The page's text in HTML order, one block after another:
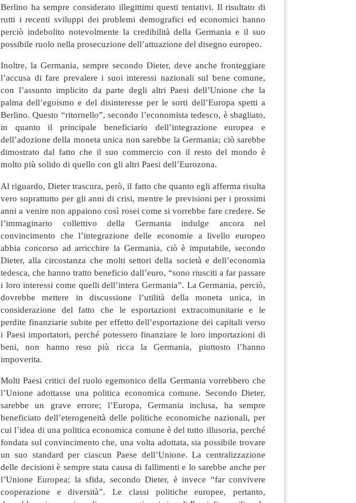
Berlino ha sempre considerato illegittimi questi tentativi. Il risultato di
rutti i recenti sviluppi dei problemi demografici ed economici hanno
perciò indebolito notevolmente la credibilità della Germania e il suo
possibile ruolo nella prosecuzione dell’attuazione del disegno europeo.
Inoltre, la Germania, sempre secondo Dieter, deve anche fronteggiare
l’accusa di fare prevalere i suoi interessi nazionali sul bene comune,
con l’assunto implicito da parte degli altri Paesi dell’Unione che la
palma dell’egoismo e del disinteresse per le sorti dell’Europa spetti a
Berlino. Questo “ritornello”, secondo l’economista tedesco, è sbagliato,
in quanto il principale beneficiario dell’integrazione europea e
dell’adozione della moneta unica non sarebbe la Germania; ciò sarebbe
dimostrato dal fatto che il suo commercio con il resto del mondo è
molto più solido di quello con gli altri Paesi dell’Eurozona.
Al riguardo, Dieter trascura, però, il fatto che quanto egli afferma risulta
vero soprattutto per gli anni di crisi, mentre le previsioni per i prossimi
anni a venire non appaiono così rosei come si vorrebbe fare credere. Se
l’immaginario collettivo della Germania indulge ancora nel
convincimento che l’integrazione delle economie a livello europeo
abbia concorso ad arricchire la Germania, ciò è imputabile, secondo
Dieter, alla circostanza che molti settori della società e dell’economia
tedesca, che hanno tratto beneficio dall’euro, “sono riusciti a far passare
i loro interessi come quelli dell’intera Germania”. La Germania, perciò,
dovrebbe mettere in discussione l’utilità della moneta unica, in
considerazione del fatto che le esportazioni extracomunitarie e le
perdite finanziarie subite per effetto dell’esportazione dei capitali verso
i Paesi importatori, perché potessero finanziare le loro importazioni di
beni, non hanno reso più ricca la Germania, piuttosto l’hanno
impoverita.
Molti Paesi critici del ruolo egemonico della Germania vorrebbero che
l’Unione adottasse una politica economica comune. Secondo Dieter,
sarebbe un grave errore; l’Europa, Germania inclusa, ha sempre
beneficiato dell’eterogeneità delle politiche economiche nazionali, per
cui l’idea di una politica economica comune è del tutto illusoria, perché
fondata sul convincimento che, una volta adottata, sia possibile trovare
un suo standard per ciascun Paese dell’Unione. La centralizzazione
delle decisioni è sempre stata causa di fallimenti e lo sarebbe anche per
l’Unione Europea; la sfida, secondo Dieter, è invece “far convivere
cooperazione e diversità”. Le classi politiche europee, pertanto,